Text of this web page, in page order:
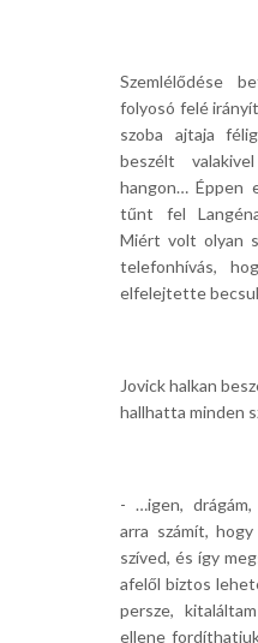
Szemlélődése
folyosó felé
szoba ajtaja
beszélt
hangon… Éppen
tűnt fel
Miért volt olyan
telefonhívás,
elfelejtette
Jovick halkan
hallhatta minden
- …igen,
arra számít,
szíved, és így
afelől biztos
persze,
ellene